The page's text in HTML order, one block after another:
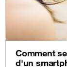
Comment
d'un